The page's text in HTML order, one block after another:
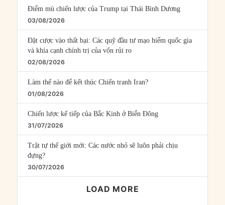
Điểm mù chiến lược của Trump tại Thái Bình Dương
03/08/2026
Đặt cược vào thất bại: Các quỹ đầu tư mạo hiểm quốc gia
và khía cạnh chính trị của vốn rủi ro
02/08/2026
Làm thế nào để kết thúc Chiến tranh Iran?
01/08/2026
Chiến lược kế tiếp của Bắc Kinh ở Biển Đông
31/07/2026
Trật tự thế giới mới: Các nước nhỏ sẽ luôn phải chịu
đựng?
30/07/2026
LOAD MORE